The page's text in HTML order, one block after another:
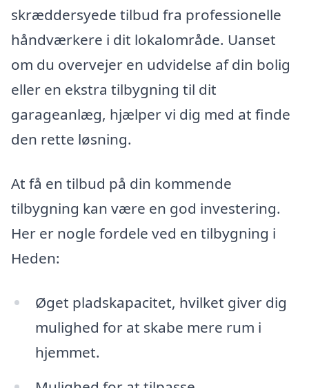
skræddersyede tilbud fra professionelle
håndværkere i dit lokalområde. Uanset
om du overvejer en udvidelse af din bolig
eller en ekstra tilbygning til dit
garageanlæg, hjælper vi dig med at finde
den rette løsning.
At få en tilbud på din kommende
tilbygning kan være en god investering.
Her er nogle fordele ved en tilbygning i
Heden:
Øget pladskapacitet, hvilket giver dig
mulighed for at skabe mere rum i
hjemmet.